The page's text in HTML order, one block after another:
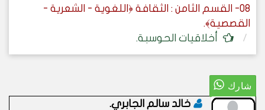
08- القسم الثامن : الثقافة ﴿اللغوية - الشعرية -
القصصية﴾.
أخلاقيات الحوسبة.
خالد سالم الجابري.